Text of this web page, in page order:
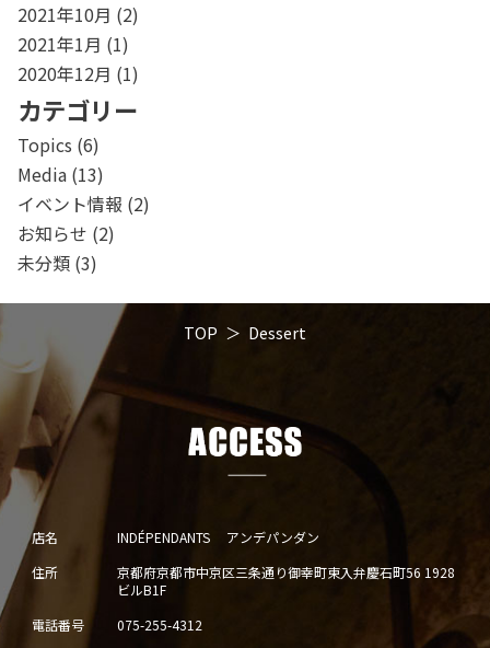
2021年10月 (2)
2021年1月 (1)
2020年12月 (1)
カテゴリー
Topics (6)
Media(13)
イベント情報 (2)
お知らせ (2)
未分類(3)
TOP Dessert
店名
INDÉPENDANTS アンデパンダン
住所
京都府京都市中京区三条通り御幸町東入弁慶石町56 1928
ビルB1F
電話番号
075-255-4312